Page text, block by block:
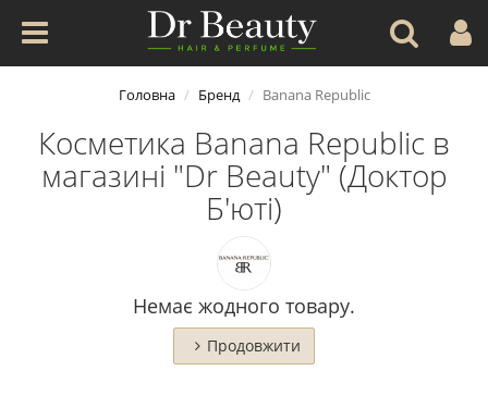
Головна Бренд Banana Republic
Косметика Banana Republic в
магазині "Dr Beauty" (Доктор
Б'юті)
Немає жодного товару.
Продовжити